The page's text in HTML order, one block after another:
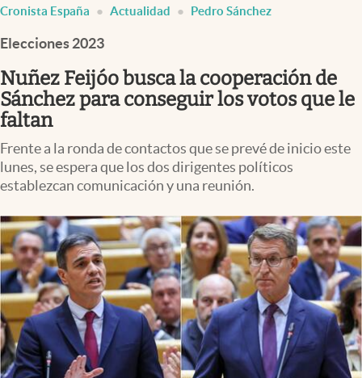
España
Cronista España Actualidad Pedro Sánchez
Elecciones 2023
Nuñez Feijóo busca la cooperación de
Sánchez para conseguir los votos que le
faltan
Frente a la ronda de contactos que se prevé de inicio este
lunes, se espera que los dos dirigentes políticos
establezcan comunicación y una reunión.